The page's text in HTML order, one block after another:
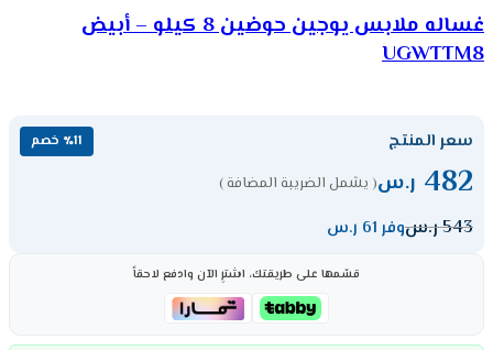
غساله ملابس يوجين حوضين 8 كيلو – أبيض
UGWTTM8
سعر المنتج ٪11 خصم
482 ر.س( يشمل الضريبة المضافة )
543ر.سوفر 61 ر.س
قسّمها على طريقتك، اشترِ الآن وادفع لاحقاً